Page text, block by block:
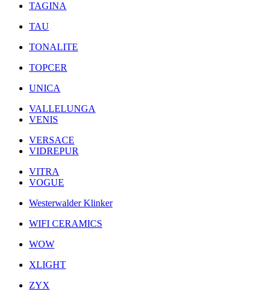
TAGINA
TAU
TONALITE
TOPCER
UNICA
VALLELUNGA
VENIS
VERSACE
VIDREPUR
VITRA
VOGUE
Westerwalder Klinker
WIFI CERAMICS
WOW
XLIGHT
ZYX